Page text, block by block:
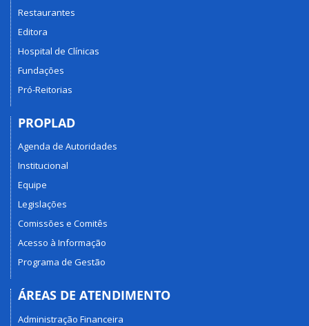
Restaurantes
Editora
Hospital de Clínicas
Fundações
Pró-Reitorias
PROPLAD
Agenda de Autoridades
Institucional
Equipe
Legislações
Comissões e Comitês
Acesso à Informação
Programa de Gestão
ÁREAS DE ATENDIMENTO
Administração Financeira